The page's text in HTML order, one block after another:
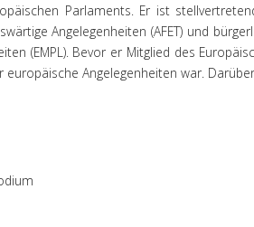
Parlaments. Er ist
Angelegenheiten (AFET) und
(EMPL). Bevor er Mitglied des
europäische Angelegenheiten war.